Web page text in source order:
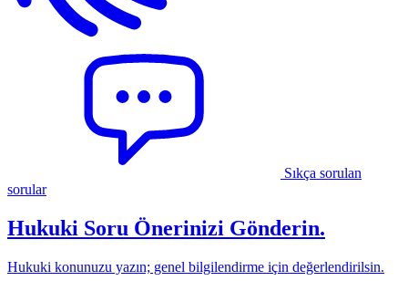
Sıkça sorulan
sorular
Hukuki Soru Önerinizi Gönderin.
Hukuki konunuzu yazın; genel bilgilendirme için değerlendirilsin.